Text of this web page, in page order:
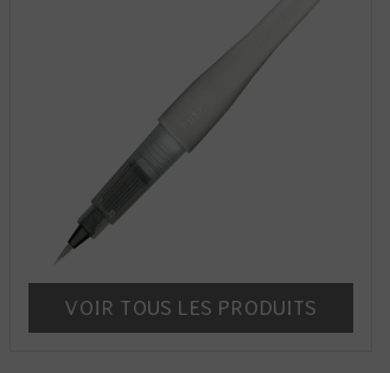
VOIR TOUS LES PRODUITS